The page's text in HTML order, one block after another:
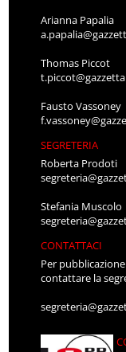
Arianna Papalia
Thomas Piccot
Fausto Vassoney
SEGRETERIA
Roberta Prodoti
Stefania Muscolo
CONTATTACI
Per
contattare la